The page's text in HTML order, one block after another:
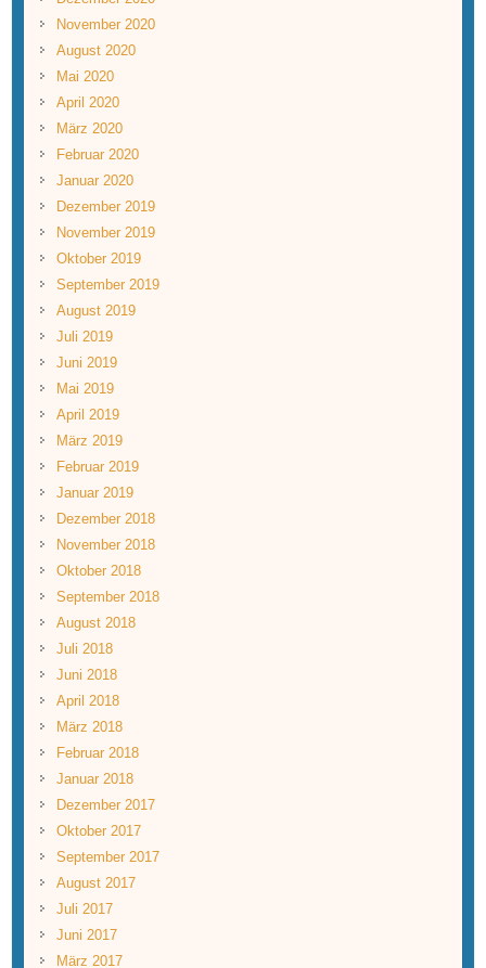
November 2020
August 2020
Mai 2020
April 2020
März 2020
Februar 2020
Januar 2020
Dezember 2019
November 2019
Oktober 2019
September 2019
August 2019
Juli 2019
Juni 2019
Mai 2019
April 2019
März 2019
Februar 2019
Januar 2019
Dezember 2018
November 2018
Oktober 2018
September 2018
August 2018
Juli 2018
Juni 2018
April 2018
März 2018
Februar 2018
Januar 2018
Dezember 2017
Oktober 2017
September 2017
August 2017
Juli 2017
Juni 2017
März 2017